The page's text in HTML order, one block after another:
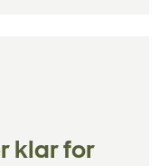
klar for